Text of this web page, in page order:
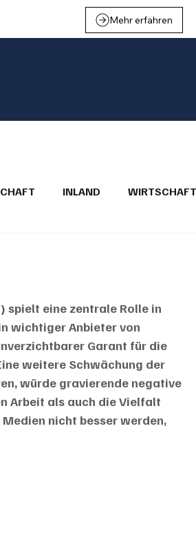
Mehr erfahren
INLAND WIRTSCHAFT
spielt eine zentrale Rolle in
wichtiger Anbieter von
Garant für die
weitere Schwächung der
würde gravierende negative
Arbeit als auch die Vielfalt
nicht besser werden,